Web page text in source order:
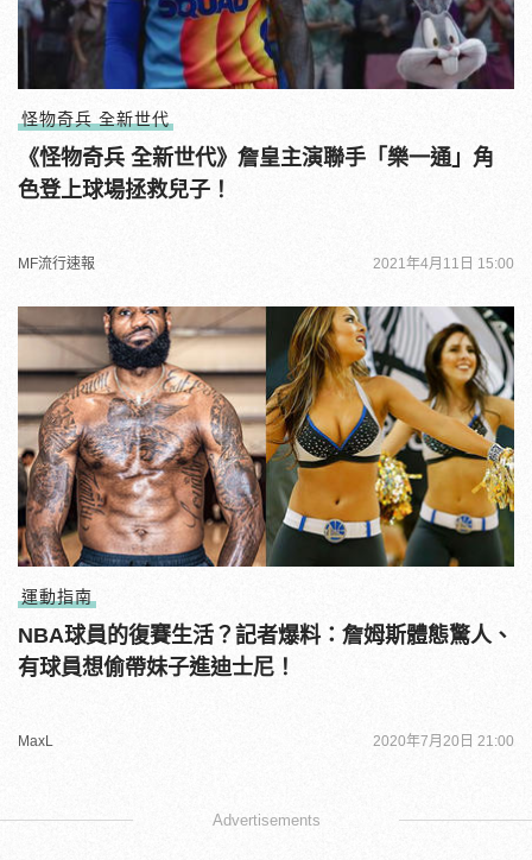
怪物奇兵 全新世代
《怪物奇兵 全新世代》詹皇主演聯手「樂一通」角
色登上球場拯救兒子！
MF流行速報 2021年4月11日 15:00
運動指南
NBA球員的復賽生活？記者爆料：詹姆斯體態驚人、
有球員想偷帶妹子進迪士尼！
MaxL 2020年7月20日 21:00
Advertisements